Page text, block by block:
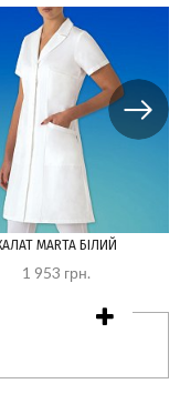
MARTA БІЛИЙ
1 953 грн.